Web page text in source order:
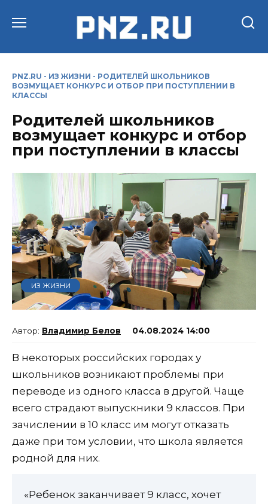
PNZ.RU - ИЗ ЖИЗНИ - РОДИТЕЛЕЙ ШКОЛЬНИКОВ
ВОЗМУЩАЕТ КОНКУРС И ОТБОР ПРИ ПОСТУПЛЕНИИ В
КЛАССЫ
Родителей школьников
возмущает конкурс и отбор
при поступлении в классы
ИЗ ЖИЗНИ
Владимир Белов 04.08.2024 14:00
В некоторых российских городах у
школьников возникают проблемы при
переводе из одного класса в другой. Чаще
всего страдают выпускники 9 классов. При
зачислении в 10 класс им могут отказать
даже при том условии, что школа является
родной для них.
«Ребенок заканчивает 9 класс, хочет